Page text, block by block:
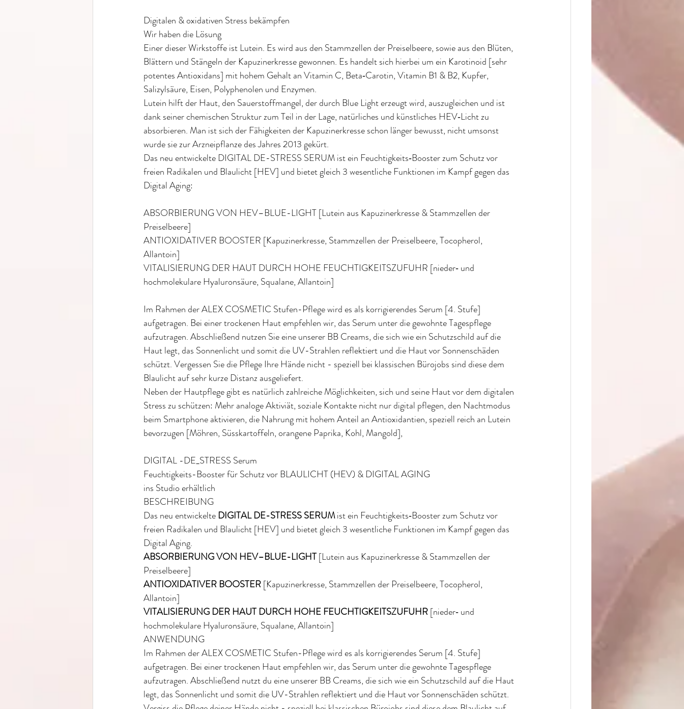
Digitalen & oxidativen Stress bekämpfen
Wir haben die Lösung
Einer dieser Wirkstoffe ist Lutein. Es wird aus den Stammzellen der Preiselbeere, sowie aus den Blüten,
Blättern und Stängeln der Kapuzinerkresse gewonnen. Es handelt sich hierbei um ein Karotinoid [sehr
potentes Antioxidans] mit hohem Gehalt an Vitamin C, Beta‐Carotin, Vitamin B1 & B2, Kupfer,
Salizylsäure, Eisen, Polyphenolen und Enzymen.
Lutein hilft der Haut, den Sauerstoffmangel, der durch Blue Light erzeugt wird, auszugleichen und ist
dank seiner chemischen Struktur zum Teil in der Lage, natürliches und künstliches HEV‐Licht zu
absorbieren. Man ist sich der Fähigkeiten der Kapuzinerkresse schon länger bewusst, nicht umsonst
wurde sie zur Arzneipflanze des Jahres 2013 gekürt.
Das neu entwickelte DIGITAL DE-STRESS SERUM ist ein Feuchtigkeits‐Booster zum Schutz vor
freien Radikalen und Blaulicht [HEV] und bietet gleich 3 wesentliche Funktionen im Kampf gegen das
Digital Aging:
ABSORBIERUNG VON HEV–BLUE-LIGHT [Lutein aus Kapuzinerkresse & Stammzellen der
Preiselbeere]
ANTIOXIDATIVER BOOSTER [Kapuzinerkresse, Stammzellen der Preiselbeere, Tocopherol,
Allantoin]
VITALISIERUNG DER HAUT DURCH HOHE FEUCHTIGKEITSZUFUHR [nieder‐ und
hochmolekulare Hyaluronsäure, Squalane, Allantoin]
Im Rahmen der ALEX COSMETIC Stufen-Pflege wird es als korrigierendes Serum [4. Stufe]
aufgetragen. Bei einer trockenen Haut empfehlen wir, das Serum unter die gewohnte Tagespflege
aufzutragen. Abschließend nutzen Sie eine unserer BB Creams, die sich wie ein Schutzschild auf die
Haut legt, das Sonnenlicht und somit die UV-Strahlen reflektiert und die Haut vor Sonnenschäden
schützt. Vergessen Sie die Pflege Ihre Hände nicht - speziell bei klassischen Bürojobs sind diese dem
Blaulicht auf sehr kurze Distanz ausgeliefert.
Neben der Hautpflege gibt es natürlich zahlreiche Möglichkeiten, sich und seine Haut vor dem digitalen
Stress zu schützen: Mehr analoge Aktiviät, soziale Kontakte nicht nur digital pflegen, den Nachtmodus
beim Smartphone aktivieren, die Nahrung mit hohem Anteil an Antioxidantien, speziell reich an Lutein
bevorzugen [Möhren, Süsskartoffeln, orangene Paprika, Kohl, Mangold],
DIGITAL -DE_STRESS Serum
Feuchtigkeits-Booster für Schutz vor BLAULICHT (HEV) & DIGITAL AGING
ins Studio erhältlich
BESCHREIBUNG
Das neu entwickelte DIGITAL DE-STRESS SERUM ist ein Feuchtigkeits‐Booster zum Schutz vor
freien Radikalen und Blaulicht [HEV] und bietet gleich 3 wesentliche Funktionen im Kampf gegen das
Digital Aging.
ABSORBIERUNG VON HEV–BLUE-LIGHT [Lutein aus Kapuzinerkresse & Stammzellen der
Preiselbeere]
ANTIOXIDATIVER BOOSTER [Kapuzinerkresse, Stammzellen der Preiselbeere, Tocopherol,
Allantoin]
VITALISIERUNG DER HAUT DURCH HOHE FEUCHTIGKEITSZUFUHR [nieder‐ und
hochmolekulare Hyaluronsäure, Squalane, Allantoin]
ANWENDUNG
Im Rahmen der ALEX COSMETIC Stufen-Pflege wird es als korrigierendes Serum [4. Stufe]
aufgetragen. Bei einer trockenen Haut empfehlen wir, das Serum unter die gewohnte Tagespflege
aufzutragen. Abschließend nutzt du eine unserer BB Creams, die sich wie ein Schutzschild auf die Haut
legt, das Sonnenlicht und somit die UV-Strahlen reflektiert und die Haut vor Sonnenschäden schützt.